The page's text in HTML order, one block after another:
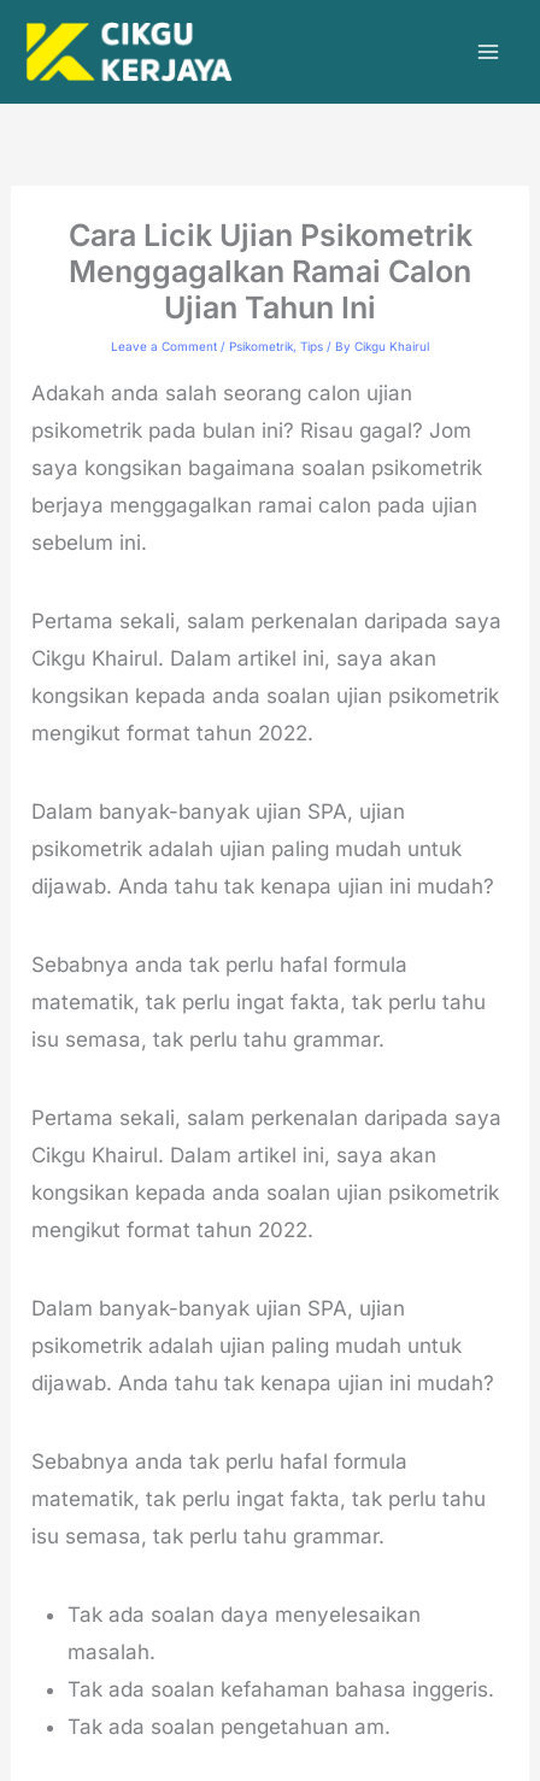
Skip
Cara Licik Ujian Psikometrik
Menggagalkan Ramai Calon
Ujian Tahun Ini
Leave a Comment / Psikometrik, Tips / By Cikgu Khairul
Adakah anda salah seorang calon ujian
psikometrik pada bulan ini? Risau gagal? Jom
saya kongsikan bagaimana soalan psikometrik
berjaya menggagalkan ramai calon pada ujian
sebelum ini.
Pertama sekali, salam perkenalan daripada saya
Cikgu Khairul. Dalam artikel ini, saya akan
kongsikan kepada anda soalan ujian psikometrik
mengikut format tahun 2022.
Dalam banyak-banyak ujian SPA, ujian
psikometrik adalah ujian paling mudah untuk
dijawab. Anda tahu tak kenapa ujian ini mudah?
Sebabnya anda tak perlu hafal formula
matematik, tak perlu ingat fakta, tak perlu tahu
isu semasa, tak perlu tahu grammar.
Pertama sekali, salam perkenalan daripada saya
Cikgu Khairul. Dalam artikel ini, saya akan
kongsikan kepada anda soalan ujian psikometrik
mengikut format tahun 2022.
Dalam banyak-banyak ujian SPA, ujian
psikometrik adalah ujian paling mudah untuk
dijawab. Anda tahu tak kenapa ujian ini mudah?
Sebabnya anda tak perlu hafal formula
matematik, tak perlu ingat fakta, tak perlu tahu
isu semasa, tak perlu tahu grammar.
Tak ada soalan daya menyelesaikan
masalah.
Tak ada soalan kefahaman bahasa inggeris.
Tak ada soalan pengetahuan am.